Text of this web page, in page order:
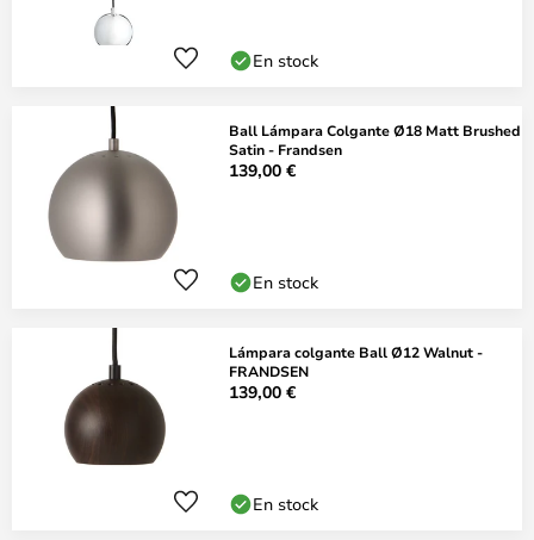
En stock
Ball Lámpara Colgante Ø18 Matt Brushed
Satin - Frandsen
139,00 €
En stock
Lámpara colgante Ball Ø12 Walnut -
FRANDSEN
139,00 €
En stock